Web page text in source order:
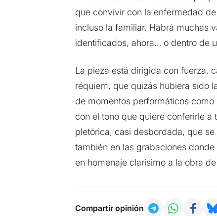
que convivir con la enfermedad
incluso la familiar. Habrá muchas
identificados, ahora… o dentro de
La pieza está dirigida con fuerza,
réquiem, que quizás hubiera sido
de momentos performáticos
con el tono que quiere conferirle a
pletórica, casi desbordada, que
también en las grabaciones
en homenaje clarísimo a la obra
Compartir opinión